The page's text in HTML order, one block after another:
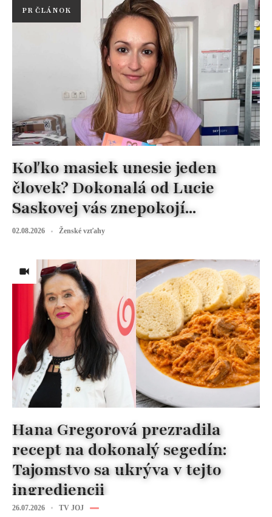
PR ČLÁNOK
Koľko masiek unesie jeden
človek? Dokonalá od Lucie
Saskovej vás znepokojí...
02.08.2026 Ženské vzťahy
Hana Gregorová prezradila
recept na dokonalý segedín:
Tajomstvo sa ukrýva v tejto
ingrediencii
26.07.2026 TV JOJ